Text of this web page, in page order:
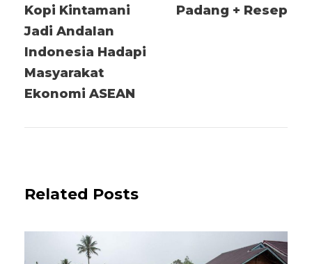
Kopi Kintamani
Jadi Andalan
Indonesia Hadapi
Masyarakat
Ekonomi ASEAN
Padang + Resep
Related Posts